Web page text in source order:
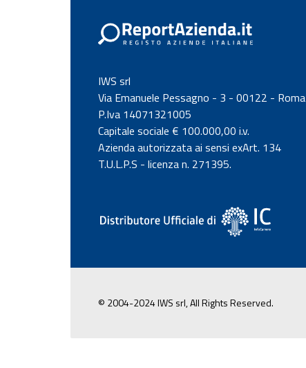
IWS srl
Via Emanuele Pessagno - 3 - 00122 - Roma
P.Iva 14071321005
Capitale sociale € 100.000,00 i.v.
Azienda autorizzata ai sensi exArt. 134
T.U.L.P.S - licenza n. 271395.
© 2004-2024 IWS srl, All Rights Reserved.